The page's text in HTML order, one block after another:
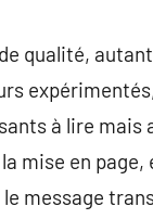
qualité,
à lire mais
mise en
message